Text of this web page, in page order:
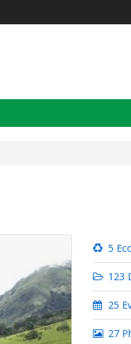
5
123
25
27